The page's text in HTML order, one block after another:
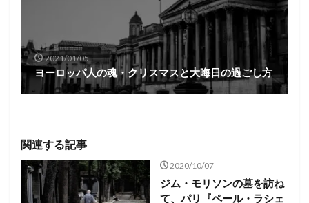
2021/01/05
ヨーロッパ人の魂・クリスマスと大晦日の過ごし方
関連する記事
2020/10/07
ジム・モリソンの墓を訪ね
て、パリ『ペール・ラシェ